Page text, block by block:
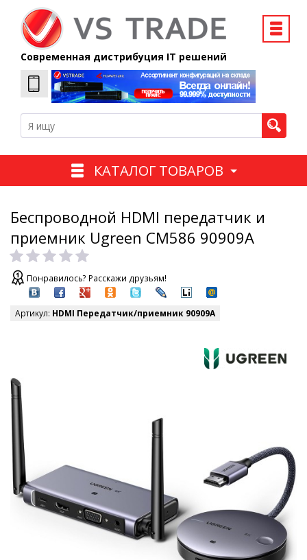
Современная дистрибуция IT решений
КАТАЛОГ ТОВАРОВ
Беспроводной HDMI передатчик и
приемник Ugreen CM586 90909A
Понравилось? Расскажи друзьям!
Артикул: HDMI Передатчик/приемник 90909A